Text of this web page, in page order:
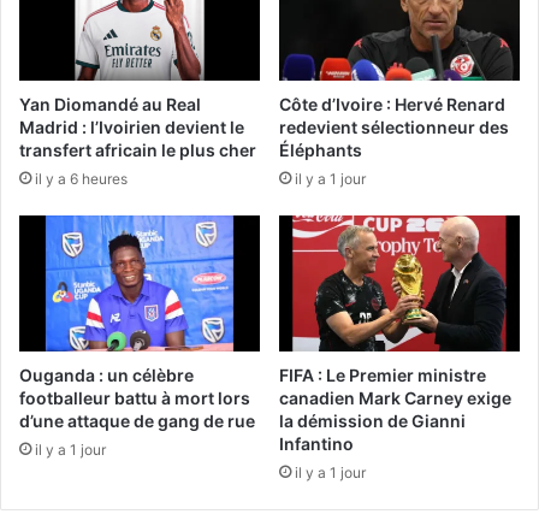
Yan Diomandé au Real
Madrid : l’Ivoirien devient le
transfert africain le plus cher
il y a 6 heures
Côte d’Ivoire : Hervé Renard
redevient sélectionneur des
Éléphants
il y a 1 jour
Ouganda : un célèbre
footballeur battu à mort lors
d’une attaque de gang de rue
il y a 1 jour
FIFA : Le Premier ministre
canadien Mark Carney exige
la démission de Gianni
Infantino
il y a 1 jour